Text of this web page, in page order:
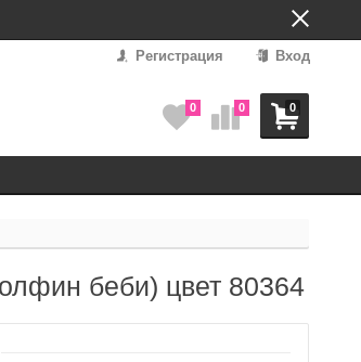
Регистрация Вход
0
0 0
беби) цвет 80364